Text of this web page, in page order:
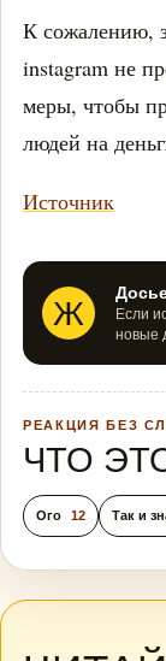
К сожалению,
instagram не
меры, чтобы
людей на
Источник
Ж
Если
новые
РЕАКЦИЯ БЕЗ
ЧТО
Ого 12 Так и